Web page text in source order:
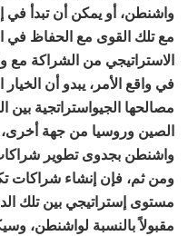
واشنطن، أو يمكن أن تبدأ
مع تلك القوى مع الحفاظ
الاستراتيجي من الشراكة مع
في واقع الأمر، يبدو أن
مصالحها الجيواستراتجية بين
الصين وروسيا من جهة أخرى،
واشنطن بجدوى تطوير
ومن ثم، فإن إنشاء شراكات
مستوى إستراتيجي بين تلك
مقبولاً بالنسبة لواشنطن،